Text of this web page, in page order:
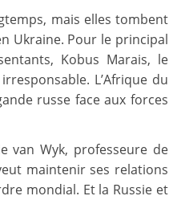
mais elles tombent
Ukraine. Pour le principal
Kobus Marais, le
L’Afrique du
russe face aux forces
van Wyk, professeure de
maintenir ses relations
mondial. Et la Russie et